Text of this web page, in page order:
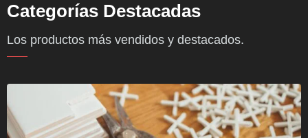
Categorías Destacadas
Los productos más vendidos y destacados.